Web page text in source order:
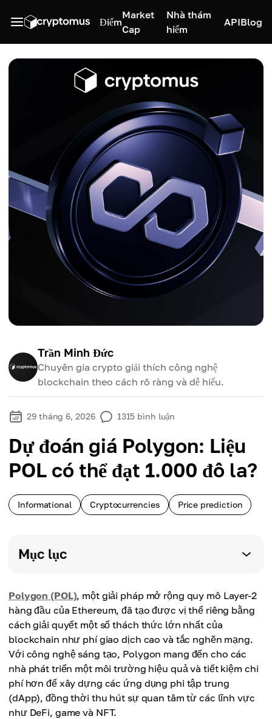
Điểm
Market
Cap
Nhà thám
hiểm
APIBlog
Trần Minh Đức
Chuyên gia crypto giải thích công nghệ
blockchain theo cách rõ ràng và dễ hiểu.
29 tháng 6, 2026 1315 bình luận
Dự đoán giá Polygon: Liệu
POL có thể đạt 1.000 đô la?
Informational Cryptocurrencies Price prediction
Mục lục
Polygon (POL), một giải pháp mở rộng quy mô Layer-2
hàng đầu của Ethereum, đã tạo được vị thế riêng bằng
cách giải quyết một số thách thức lớn nhất của
blockchain như phí giao dịch cao và tắc nghẽn mạng.
Với công nghệ sáng tạo, Polygon mang đến cho các
nhà phát triển một môi trường hiệu quả và tiết kiệm chi
phí hơn để xây dựng các ứng dụng phi tập trung
(dApp), đồng thời thu hút sự quan tâm từ các lĩnh vực
như DeFi, game và NFT.